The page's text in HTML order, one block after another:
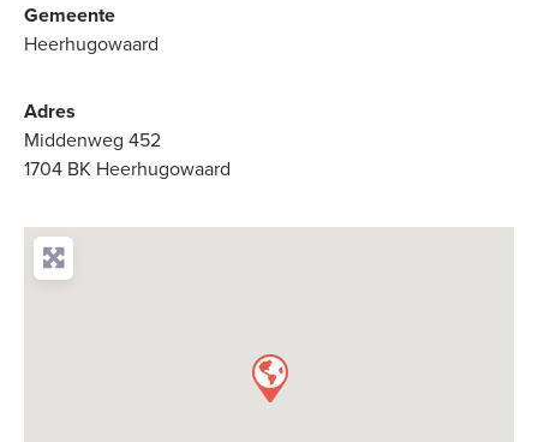
Gemeente
Heerhugowaard
Adres
Middenweg 452
1704 BK Heerhugowaard